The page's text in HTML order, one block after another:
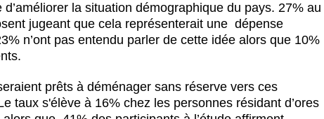
d’améliorer la situation démographique du pays. 27% au
jugeant que cela représenterait une dépense
n’ont pas entendu parler de cette idée alors que 10%
prêts à déménager sans réserve vers ces
taux s'élève à 16% chez les personnes résidant d’ores